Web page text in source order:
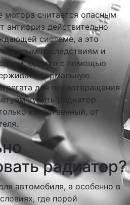
мотора считается опасным
антифриз действительно
системе, а это
последствиям и
Однако с помощью
нормальную
для предотвращения
купить радиатор
качественный, от
радиатор?
автомобиля, а особенно в
где порой